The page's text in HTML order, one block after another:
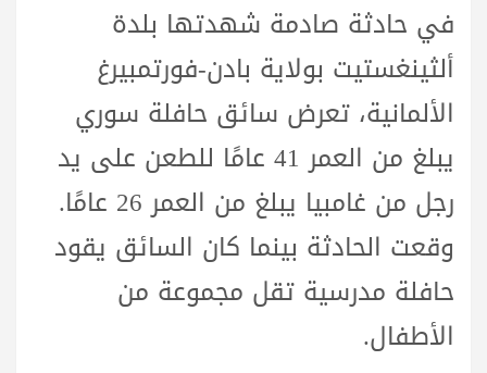
في حادثة صادمة شهدتها بلدة
ألثينغستيت بولاية بادن-فورتمبيرغ
الألمانية، تعرض سائق حافلة سوري
يبلغ من العمر 41 عامًا للطعن على يد
رجل من غامبيا يبلغ من العمر 26 عامًا.
وقعت الحادثة بينما كان السائق يقود
حافلة مدرسية تقل مجموعة من
الأطفال.